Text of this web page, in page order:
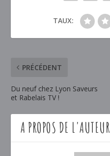
TAUX:
PRÉCÉDENT
Du neuf chez Lyon Saveurs
et Rabelais TV !
A PROPOS DE L'AUTEUR